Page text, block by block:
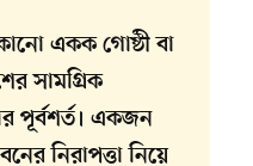
একক গোষ্ঠী বা
সামগ্রিক
পূর্বশর্ত। একজন
নিরাপত্তা নিয়ে